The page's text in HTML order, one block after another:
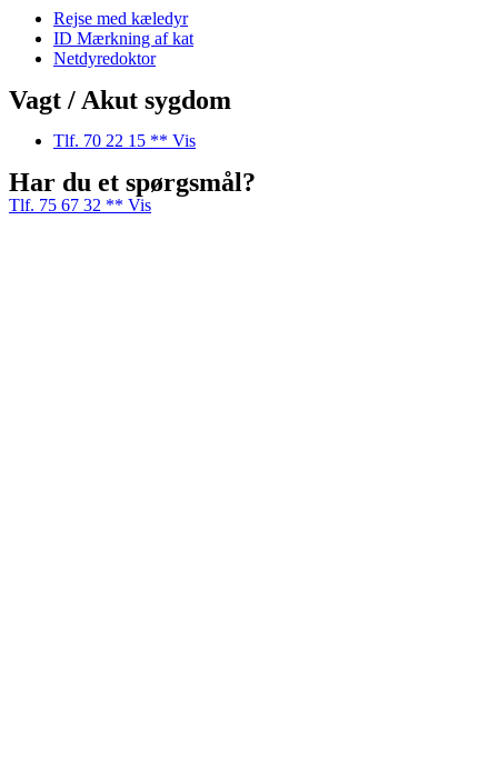
Rejse med kæledyr
ID Mærkning af kat
Netdyredoktor
Vagt / Akut sygdom
Tlf. 70 22 15 ** Vis
Har du et spørgsmål?
Tlf. 75 67 32 ** Vis